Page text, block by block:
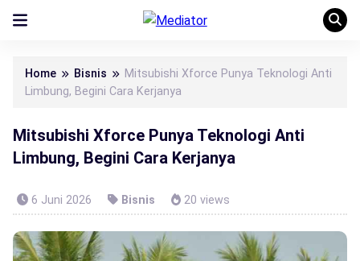
Home Bisnis
Mitsubishi Xforce Punya Teknologi Anti
Limbung, Begini Cara Kerjanya
Mitsubishi Xforce Punya Teknologi Anti
Limbung, Begini Cara Kerjanya
6 Juni 2026 Bisnis 20 views